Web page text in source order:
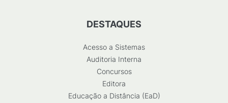
DESTAQUES
Acesso a Sistemas
Auditoria Interna
Concursos
Editora
Educação a Distância (EaD)